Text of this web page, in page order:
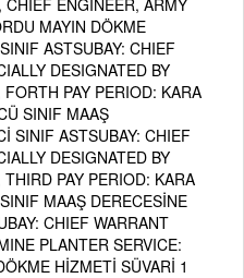
MAYIN DÖKME
ASTSUBAY: CHIEF
DESIGNATED BY
PAY PERIOD: KARA
SINIF MAAŞ
SINIF ASTSUBAY: CHIEF
DESIGNATED BY
PAY PERIOD: KARA
MAAŞ DERECESİNE
CHIEF WARRANT
PLANTER SERVICE:
HİZMETİ SÜVARİ 1